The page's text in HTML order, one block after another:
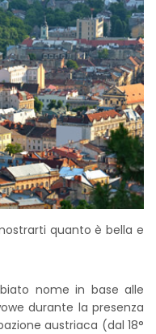
quanto è bella e
nome in base alle
durante la presenza
austriaca (dal 18°